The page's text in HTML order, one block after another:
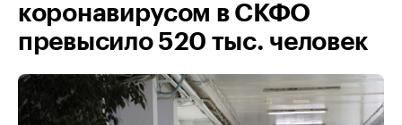
коронавирусом в СКФО
превысило 520 тыс. человек